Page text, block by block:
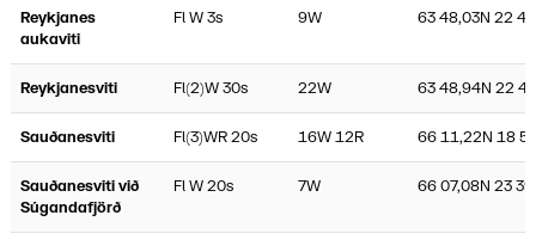
Reykjanes
aukaviti
Fl W 3s 9W 63 48,03N 22
Reykjanesviti Fl(2)W 30s 22W 63 48,94N 22
Sauðanesviti Fl(3)WR 20s 16W 12R 66 11,22N 18
Sauðanesviti við
Súgandafjörð
Fl W 20s 7W 66 07,08N 23